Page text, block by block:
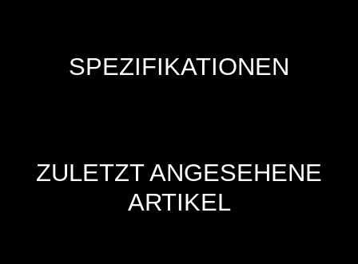
SPEZIFIKATIONEN
ZULETZT ANGESEHENE
ARTIKEL